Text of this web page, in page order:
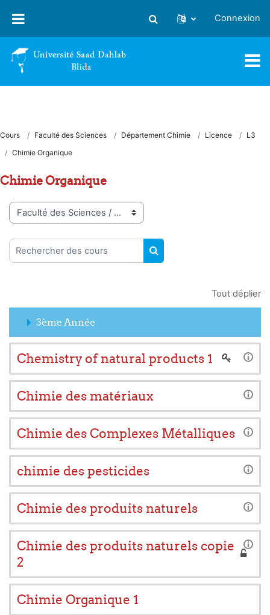
Activer/désactiver la saisie
Connexion
Cours Faculté des Sciences Département Chimie Licence
L3
Chimie Organique
Chimie Organique
Catégories de cours
Rechercher des cours
RECHERCHER DES
Tout déplier
3ème Année
Chemistry of natural products 1
Chimie des matériaux
Chimie des Complexes Métalliques
chimie des pesticides
Chimie des produits naturels
Chimie des produits naturels copie
2
Chimie Organique 1